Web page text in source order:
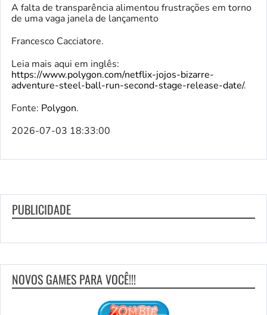
A falta de transparência alimentou frustrações em torno
de uma vaga janela de lançamento
Francesco Cacciatore.
Leia mais aqui em inglês:
https://www.polygon.com/netflix-jojos-bizarre-
adventure-steel-ball-run-second-stage-release-date/.
Fonte: Polygon.
2026-07-03 18:33:00
PUBLICIDADE
NOVOS GAMES PARA VOCÊ!!!